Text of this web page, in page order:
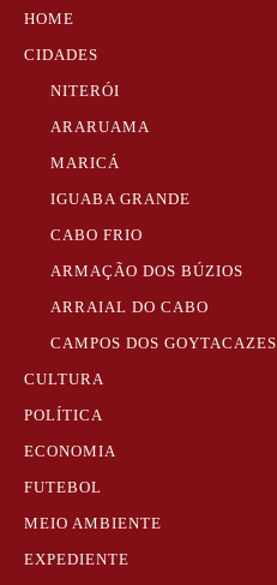
HOME
CIDADES
NITERÓI
ARARUAMA
MARICÁ
IGUABA GRANDE
CABO FRIO
ARMAÇÃO DOS BÚZIOS
ARRAIAL DO CABO
CAMPOS DOS GOYTACAZES
CULTURA
POLÍTICA
ECONOMIA
FUTEBOL
MEIO AMBIENTE
EXPEDIENTE